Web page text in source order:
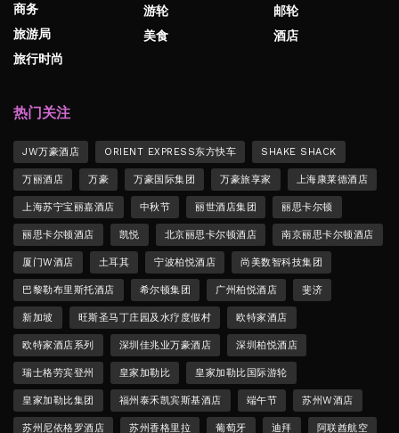
商务
旅游局
旅行时尚
游轮
美食
邮轮
酒店
热门关注
JW万豪酒店 ORIENT EXPRESS东方快车 SHAKE SHACK
万丽酒店 万豪 万豪国际集团 万豪旅享家 上海康莱德酒店
上海苏宁宝丽嘉酒店 中秋节 丽世酒店集团 丽思卡尔顿
丽思卡尔顿酒店 凯悦 北京丽思卡尔顿酒店 南京丽思卡尔顿酒店
厦门W酒店 土耳其 宁波柏悦酒店 尚美数智科技集团
巴黎勒布里斯托酒店 希尔顿集团 广州柏悦酒店 斐济
新加坡 旺斯圣马丁庄园及水疗度假村 欧特家酒店
欧特家酒店系列 深圳佳兆业万豪酒店 深圳柏悦酒店
瑞士格劳宾登州 皇家加勒比 皇家加勒比国际游轮
皇家加勒比集团 福州泰禾凯宾斯基酒店 端午节 苏州W酒店
苏州尼依格罗酒店 苏州香格里拉 葡萄牙 迪拜 阿联酋航空